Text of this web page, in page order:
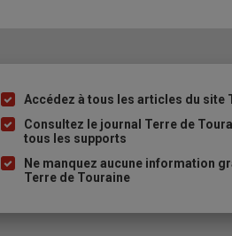
Liste
à
puce
Accédez à tous les articles du site
Consultez le journal Terre de
tous les supports
Ne manquez aucune information
Terre de Touraine